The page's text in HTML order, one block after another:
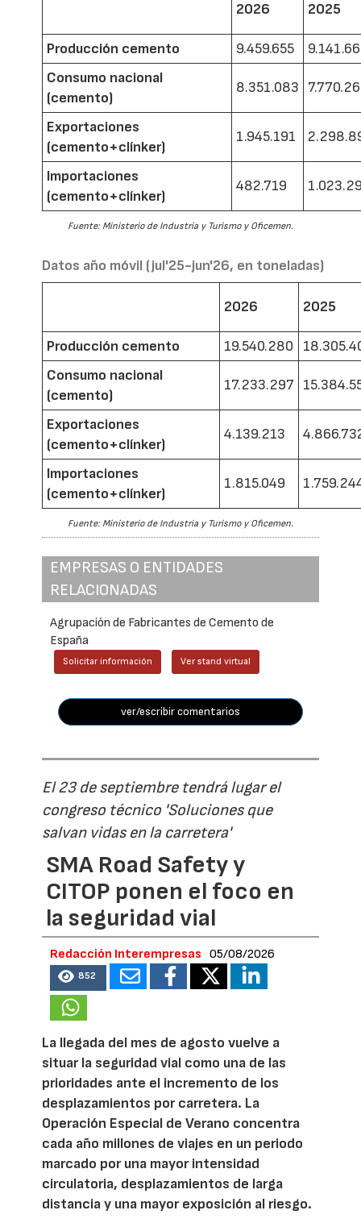
2026 2025
Producción cemento 9.459.655
Consumo nacional
(cemento)
8.351.083
Exportaciones
(cemento+clínker)
1.945.191
Importaciones
(cemento+clínker)
482.719
Fuente: Ministerio de Industria y Turismo y Oficemen.
Datos año móvil (jul'25-jun'26, en toneladas)
2026 2025
Producción cemento 19.540.280
Consumo nacional
(cemento)
17.233.297
Exportaciones
(cemento+clínker)
4.139.213
Importaciones
(cemento+clínker)
1.815.049
Fuente: Ministerio de Industria y Turismo y Oficemen.
EMPRESAS O ENTIDADES
RELACIONADAS
Agrupación de Fabricantes de Cemento de
España
Solicitar información Ver stand virtual
ver/escribir comentarios
El 23 de septiembre tendrá lugar el
congreso técnico 'Soluciones que
salvan vidas en la carretera'
SMA Road Safety y
CITOP ponen el foco en
la seguridad vial
Redacción Interempresas 05/08/2026
852
La llegada del mes de agosto vuelve a
situar la seguridad vial como una de las
prioridades ante el incremento de los
desplazamientos por carretera. La
Operación Especial de Verano concentra
cada año millones de viajes en un periodo
marcado por una mayor intensidad
circulatoria, desplazamientos de larga
distancia y una mayor exposición al riesgo.